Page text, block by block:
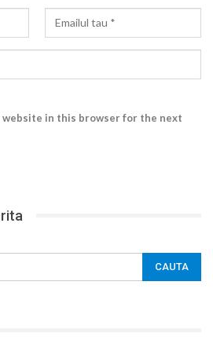
website in this browser for the next